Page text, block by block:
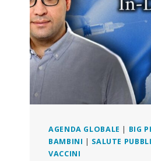
CONTRO
L’RSV
PER
I
GIOVANI
ADULTI,
MA
STA
ANCHE
UNO
STUDIO
AGENDA GLOBALE | BIG
BAMBINI | SALUTE
VACCINI